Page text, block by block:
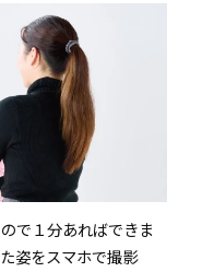
で１分あればできま
姿をスマホで撮影